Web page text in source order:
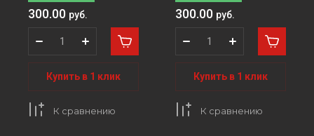
300.00 руб.
Купить в 1 клик
К сравнению
300.00 руб.
Купить в 1 клик
К сравнению